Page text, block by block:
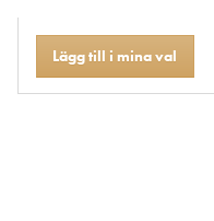
Lägg till i mina val